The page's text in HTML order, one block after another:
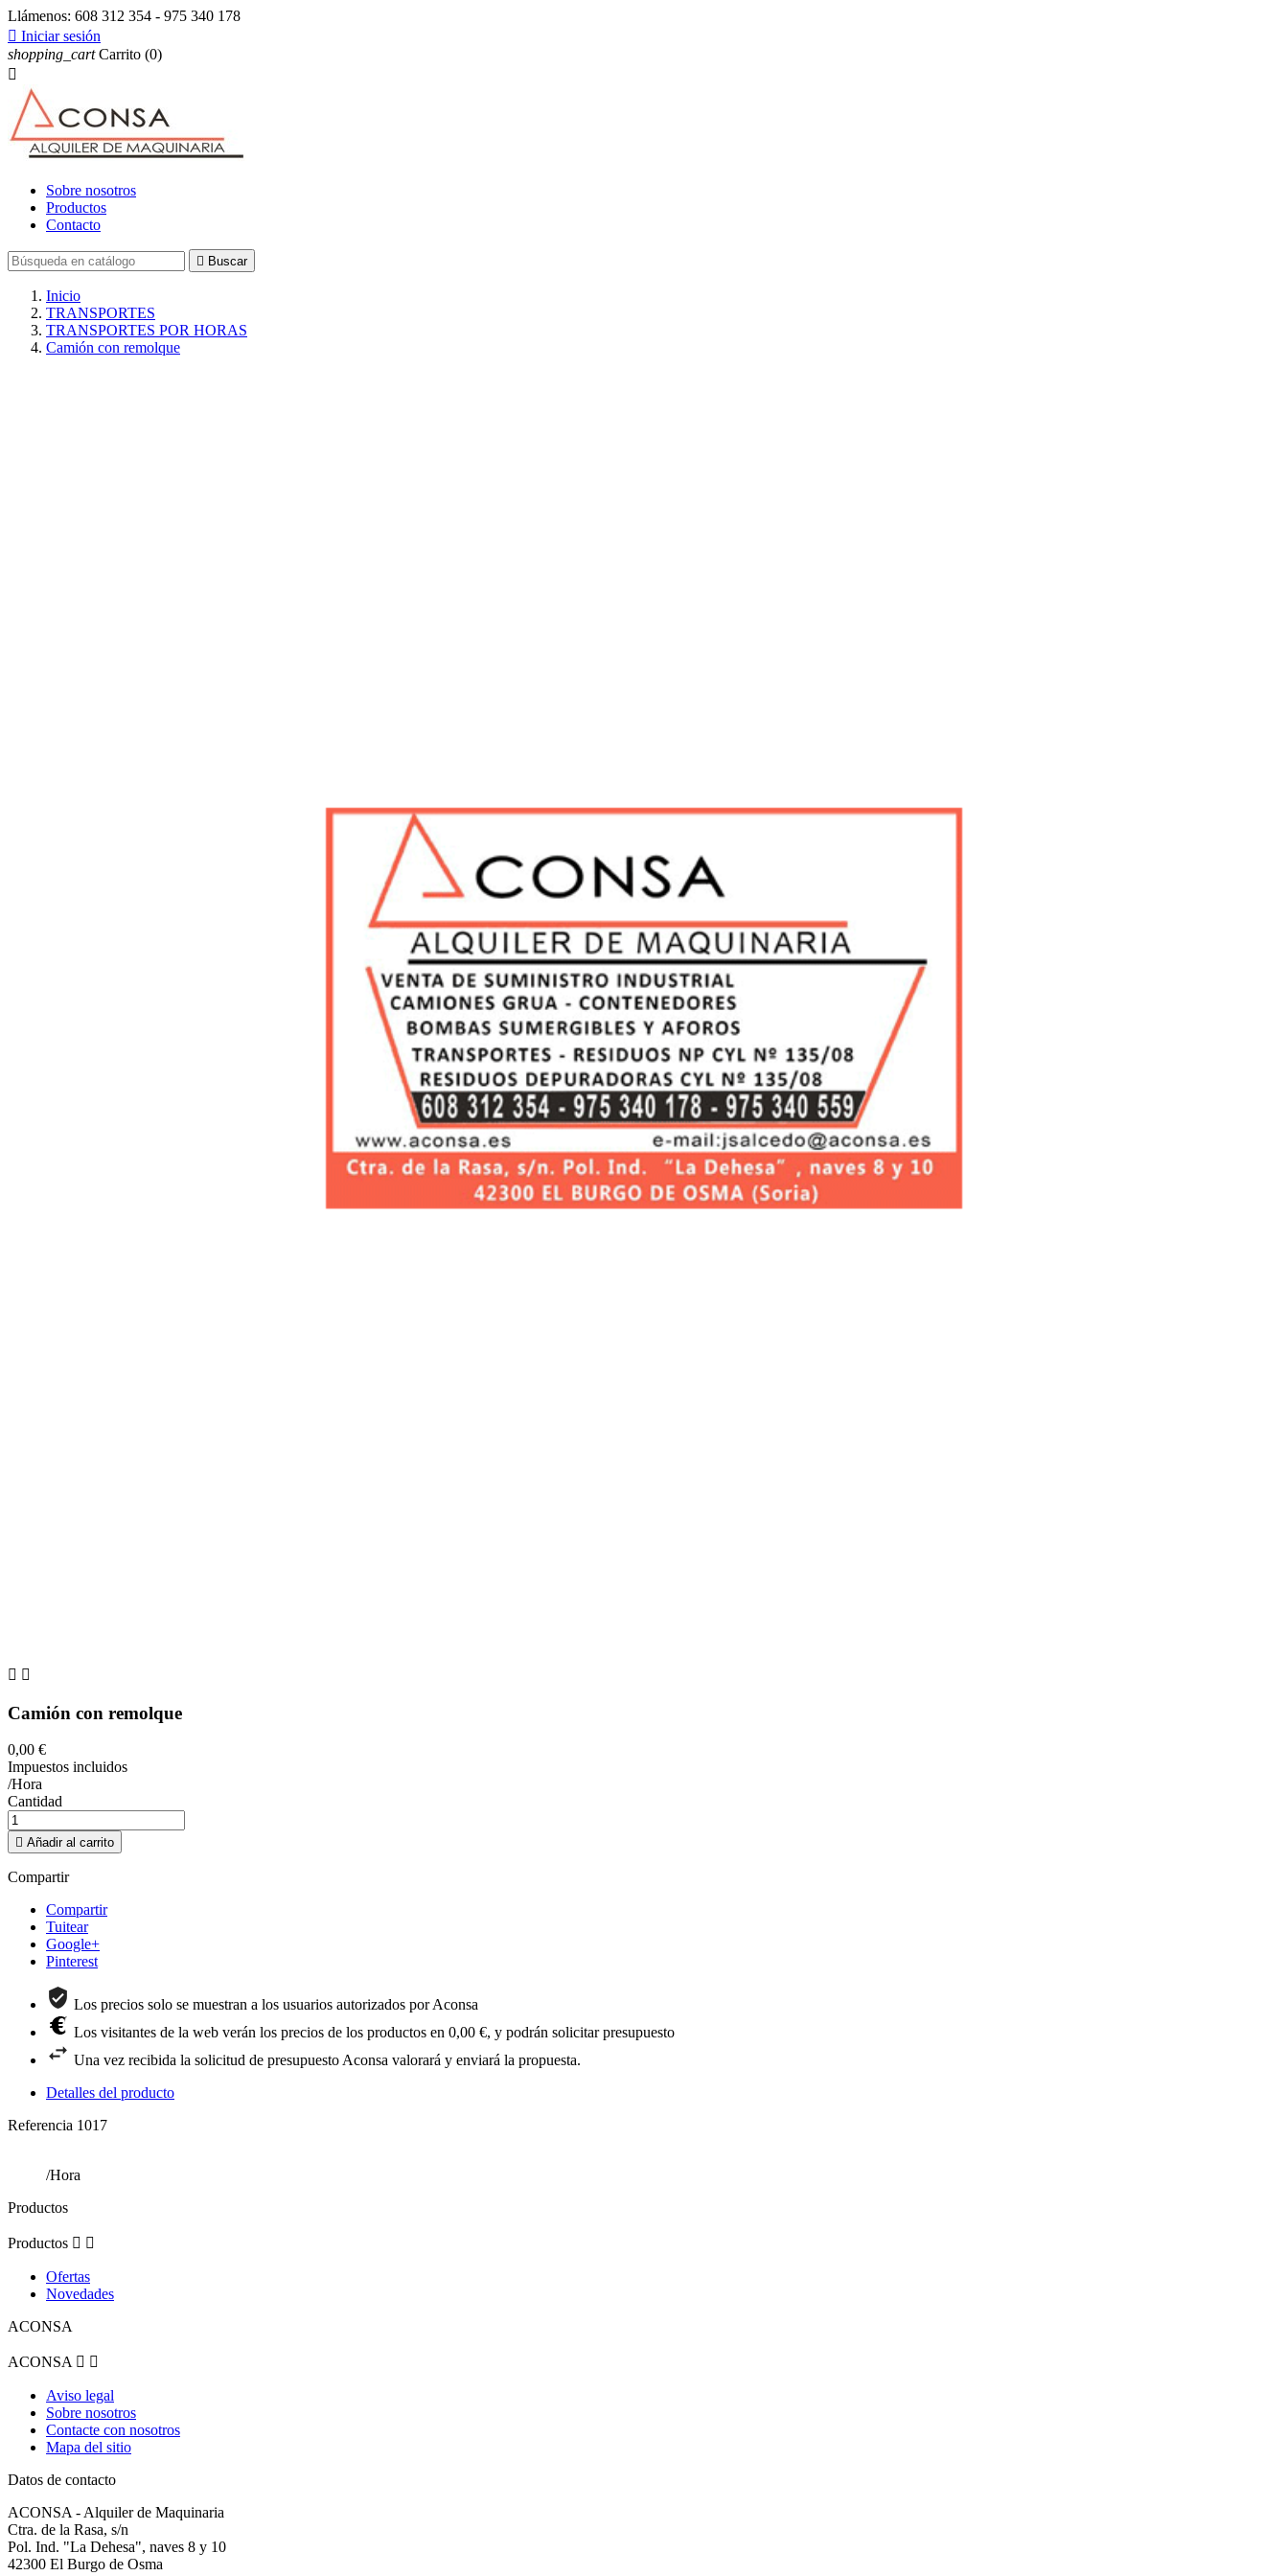
Llámenos: 608 312 354 - 975 340 178
 Iniciar sesión
shopping_cart Carrito (0)

Sobre nosotros
Productos
Contacto
 Buscar
Inicio
TRANSPORTES
TRANSPORTES POR HORAS
Camión con remolque
 
Camión con remolque
0,00 €
Impuestos incluidos
/Hora
Cantidad
 Añadir al carrito
Compartir
Compartir
Tuitear
Google+
Pinterest
Los precios solo se muestran a los usuarios autorizados por Aconsa
Los visitantes de la web verán los precios de los productos en 0,00 €, y podrán solicitar presupuesto
Una vez recibida la solicitud de presupuesto Aconsa valorará y enviará la propuesta.
Detalles del producto
Referencia 1017
/Hora
Productos
Productos  
Ofertas
Novedades
ACONSA
ACONSA  
Aviso legal
Sobre nosotros
Contacte con nosotros
Mapa del sitio
Datos de contacto
ACONSA - Alquiler de Maquinaria
Ctra. de la Rasa, s/n
Pol. Ind. "La Dehesa", naves 8 y 10
42300 El Burgo de Osma